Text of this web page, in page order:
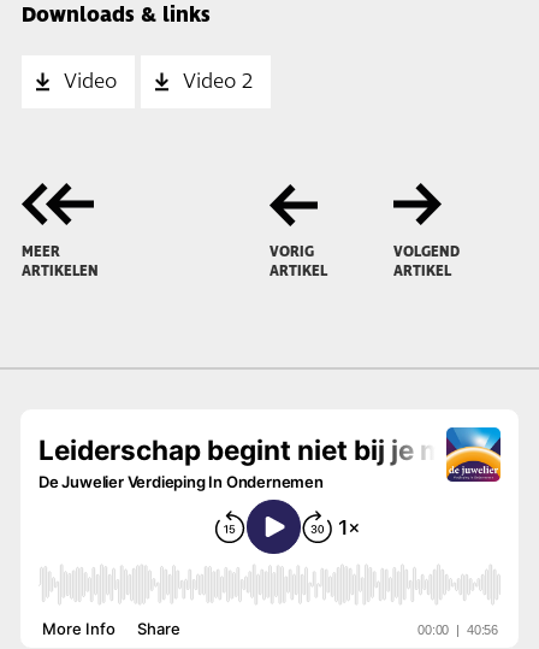
Downloads & links
Video Video 2
MEER
ARTIKELEN
VORIG
ARTIKEL
VOLGEND
ARTIKEL